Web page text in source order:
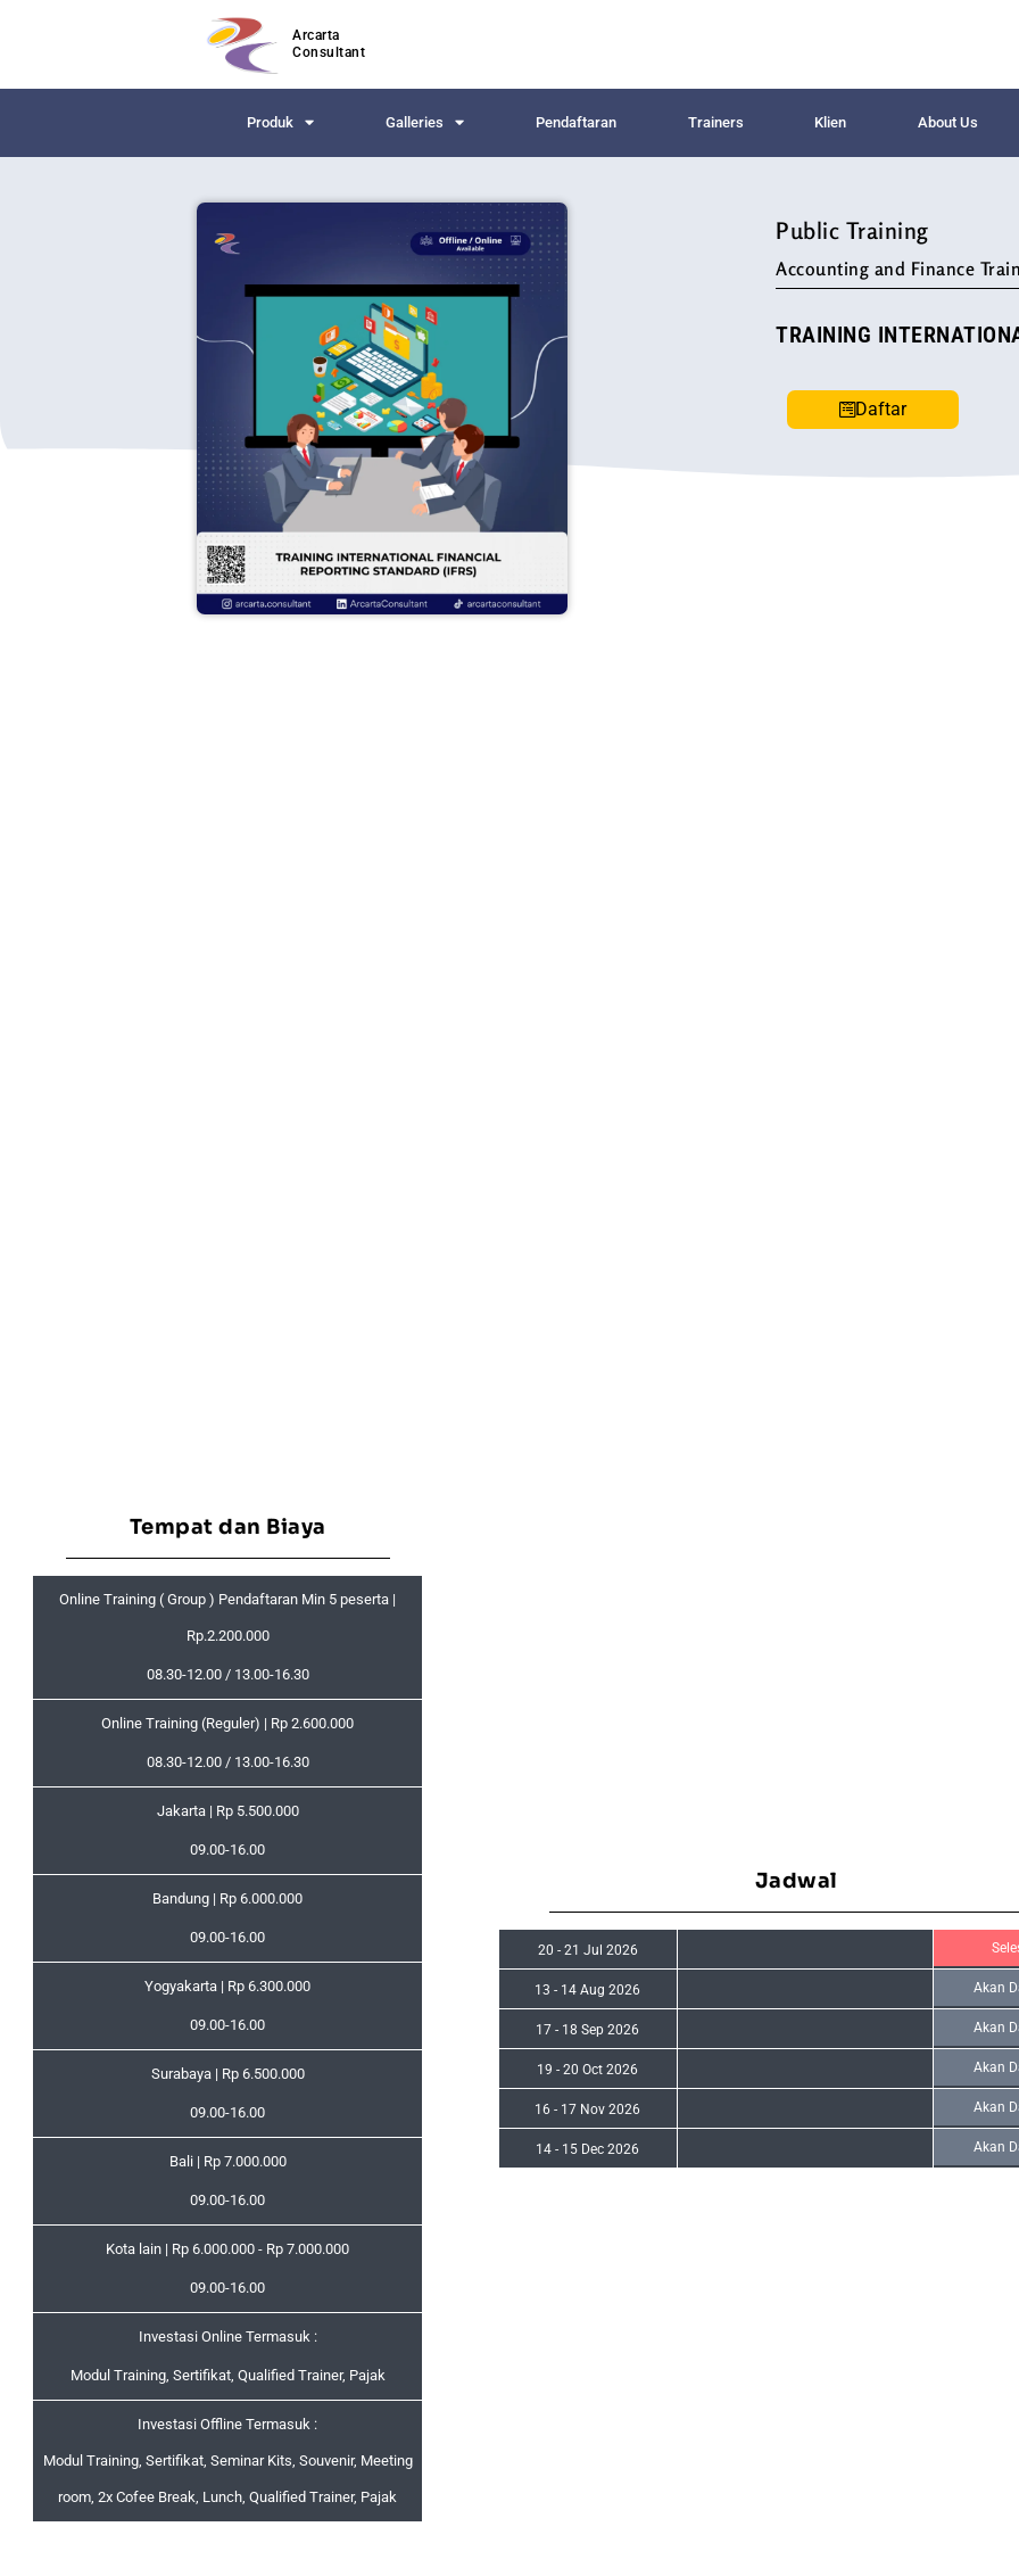
Arcarta
Consultant
Produk Galleries Pendaftaran Trainers Klien About Us
Public Training
Accounting and Finance
TRAINING
Daftar
Tempat dan Biaya
Online Training ( Group ) Pendaftaran Min 5 peserta |
Rp.2.200.000
08.30-12.00 / 13.00-16.30
Online Training (Reguler) | Rp 2.600.000
08.30-12.00 / 13.00-16.30
Jakarta | Rp 5.500.000
09.00-16.00
Bandung | Rp 6.000.000
09.00-16.00
Yogyakarta | Rp 6.300.000
09.00-16.00
Surabaya | Rp 6.500.000
09.00-16.00
Bali | Rp 7.000.000
09.00-16.00
Kota lain | Rp 6.000.000 - Rp 7.000.000
09.00-16.00
Investasi Online Termasuk :
Modul Training, Sertifikat, Qualified Trainer, Pajak
Investasi Offline Termasuk :
Modul Training, Sertifikat, Seminar Kits, Souvenir, Meeting
room, 2x Cofee Break, Lunch, Qualified Trainer, Pajak
Jadwal
20 - 21 Jul 2026
13 - 14 Aug 2026 Akan
17 - 18 Sep 2026 Akan
19 -20 Oct 2026 Akan
16 - 17 Nov 2026 Akan
14 - 15 Dec 2026 Akan